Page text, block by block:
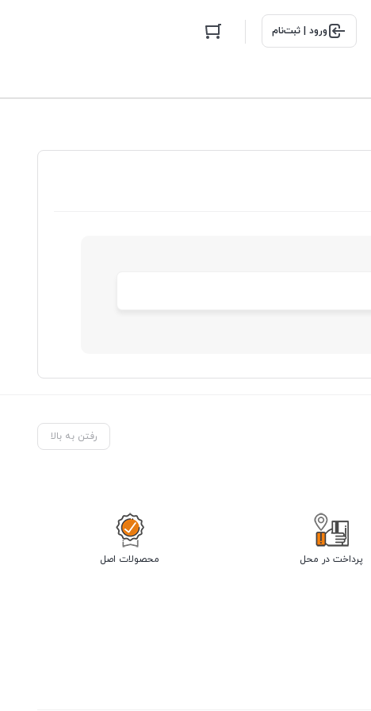
ورود | ثبت‌نام
رفتن به بالا
پرداخت در محل محصولات اصل